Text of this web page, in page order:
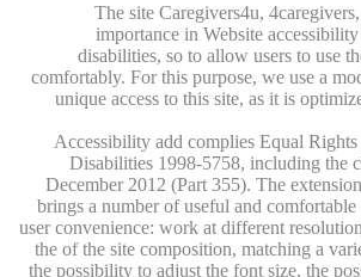
The site Caregivers4u,
importance in Website
disabilities, so to allow users to use
comfortably. For this purpose, we use a
unique access to this site, as it is
Accessibility add complies Equal
Disabilities 1998-5758, including the
December 2012 (Part 355). The
brings a number of useful and
user convenience: work at different
the of the site composition, matching a
the possibility to adjust the font size, the